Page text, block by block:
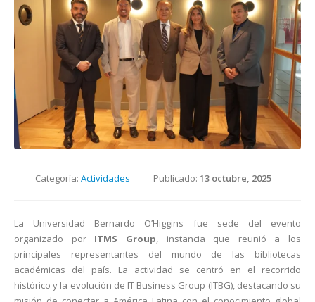
Categoría: Actividades Publicado: 13 octubre, 2025
La Universidad Bernardo O’Higgins fue sede del evento
organizado por ITMS Group , instancia que reunió a los
principales representantes del mundo de las bibliotecas
académicas del país. La actividad se centró en el recorrido
histórico y la evolución de IT Business Group (ITBG), destacando su